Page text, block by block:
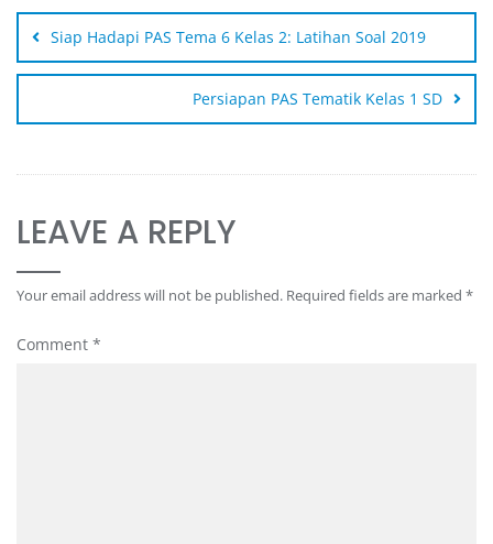
Siap Hadapi PAS Tema 6 Kelas 2: Latihan Soal 2019
Persiapan PAS Tematik Kelas 1 SD
LEAVE A REPLY
Your email address will not be published. Required fields are marked *
Comment *